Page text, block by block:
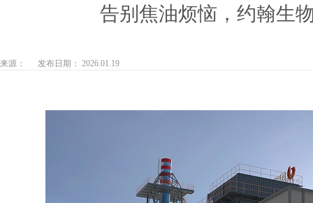
告别焦油烦恼，约翰生
来源： 发布日期： 2026.01.19